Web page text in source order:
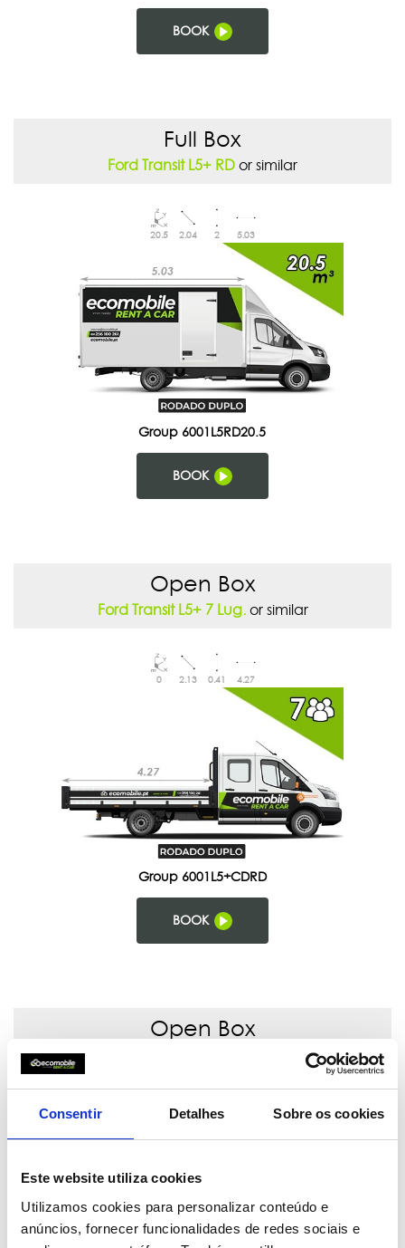
Consentir Detalhes Sobre os cookies
Este website utiliza cookies
Utilizamos cookies para personalizar conteúdo e
anúncios, fornecer funcionalidades de redes sociais e
BOOK
Full Box
Ford Transit L5+ RD or similar
20.5 2.04 2 5.03
Group 6001L5RD20.5
BOOK
Open Box
Ford Transit L5+ 7 Lug.or similar
0 2.13 0.41 4.27
Group 6001L5+CDRD
BOOK
Open Box